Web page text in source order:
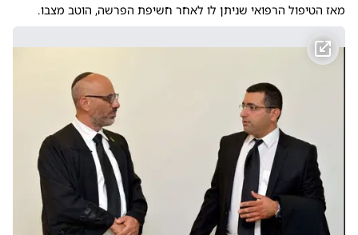
מאז הטיפול הרפואי שניתן לו לאחר חשיפת הפרשה, הוטב מצבו.